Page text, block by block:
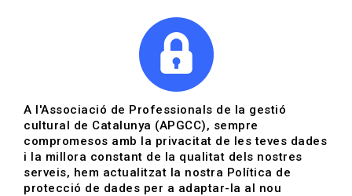
Actualitza't
Vols estar al dia?
HOME / BLOG
A l'Associació de Professionals de la gestió
cultural de Catalunya (APGCC), sempre
compromesos amb la privacitat de les teves dades
i la millora constant de la qualitat dels nostres
serveis, hem actualitzat la nostra Política de
protecció de dades per a adaptar-la al nou